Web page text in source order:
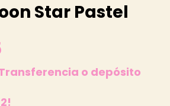
Star Pastel
o depósito